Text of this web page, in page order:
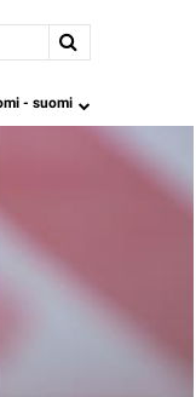
- suomi